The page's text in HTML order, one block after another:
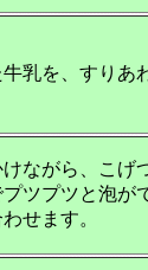
乳を、すりあ
ながら、こげ
ツプツと泡が
せます。